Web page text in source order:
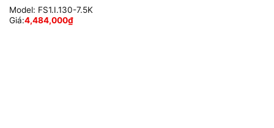
Model: FS1.I.130-7.5K
Giá:4,484,000₫